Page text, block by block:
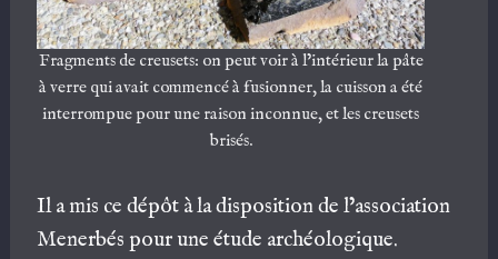
Fragments de creusets: on peut voir à l’intérieur la pâte
à verre qui avait commencé à fusionner, la cuisson a été
interrompue pour une raison inconnue, et les creusets
brisés.
Il a mis ce dépôt à la disposition de l’association
Menerbés pour une étude archéologique.